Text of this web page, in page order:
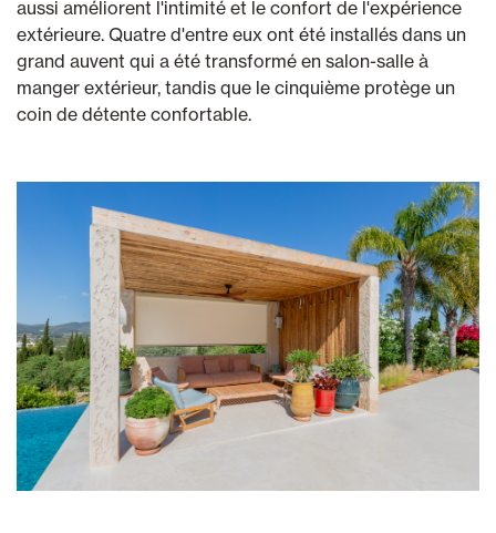
aussi améliorent l'intimité et le confort de l'expérience
extérieure. Quatre d'entre eux ont été installés dans un
grand auvent qui a été transformé en salon-salle à
manger extérieur, tandis que le cinquième protège un
coin de détente confortable.